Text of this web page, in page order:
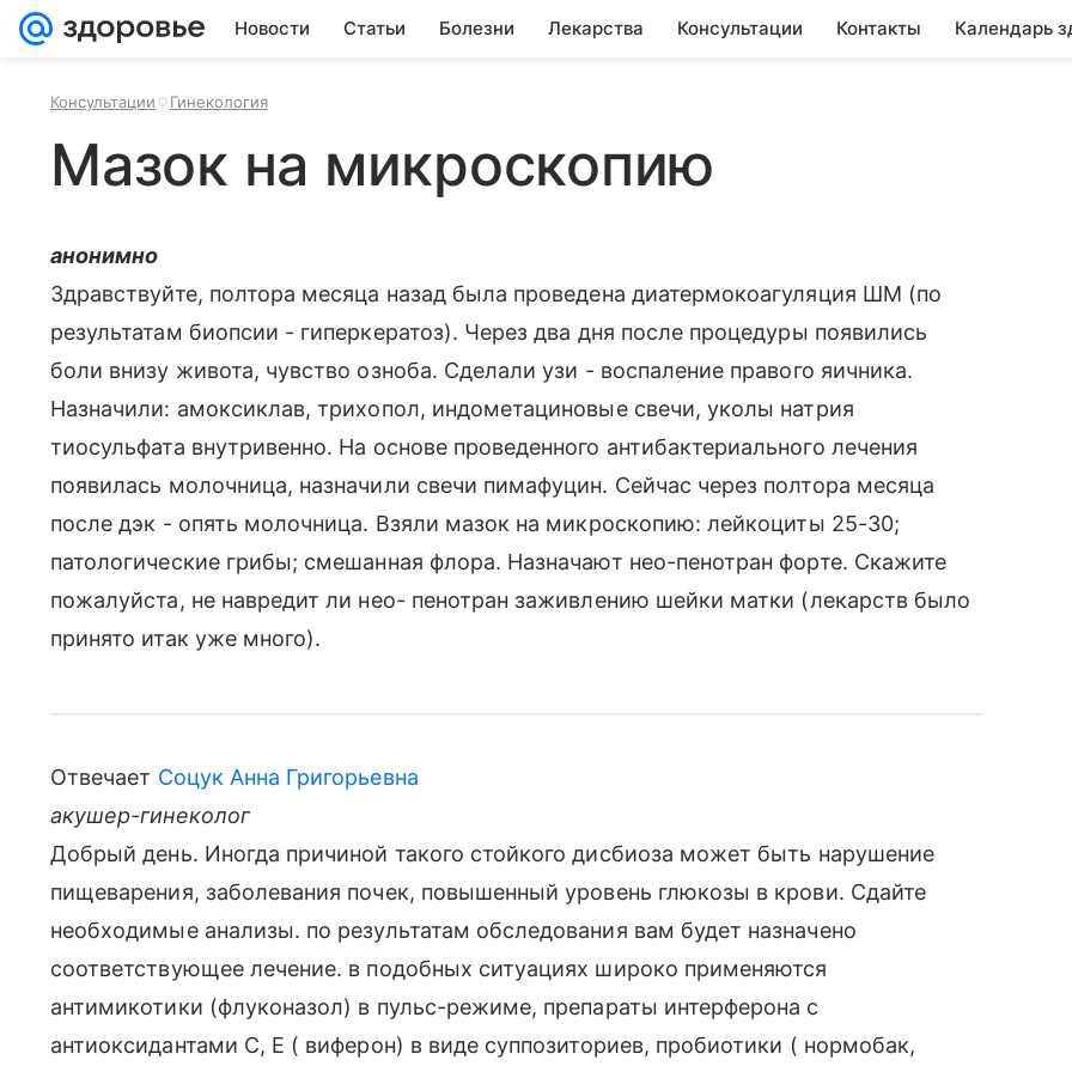
Новости Статьи Болезни Лекарства Консультации Контакты Календарь
Консультации Гинекология
Мазок на микроскопию
анонимно
Здравствуйте, полтора месяца назад была проведена диатермокоагуляция ШМ (по
результатам биопсии - гиперкератоз). Через два дня после процедуры появились
боли внизу живота, чувство озноба. Сделали узи - воспаление правого яичника.
Назначили: амоксиклав, трихопол, индометациновые свечи, уколы натрия
тиосульфата внутривенно. На основе проведенного антибактериального лечения
появилась молочница, назначили свечи пимафуцин. Сейчас через полтора месяца
после дэк - опять молочница. Взяли мазок на микроскопию: лейкоциты 25-30;
патологические грибы; смешанная флора. Назначают нео-пенотран форте. Скажите
пожалуйста, не навредит ли нео- пенотран заживлению шейки матки (лекарств было
принято итак уже много).
Отвечает Соцук Анна Григорьевна
акушер-гинеколог
Добрый день. Иногда причиной такого стойкого дисбиоза может быть нарушение
пищеварения, заболевания почек, повышенный уровень глюкозы в крови. Сдайте
необходимые анализы. по результатам обследования вам будет назначено
соответствующее лечение. в подобных ситуациях широко применяются
антимикотики (флуконазол) в пульс-режиме, препараты интерферона с
антиоксидантами С, Е ( виферон) в виде суппозиториев, пробиотики ( нормобак,